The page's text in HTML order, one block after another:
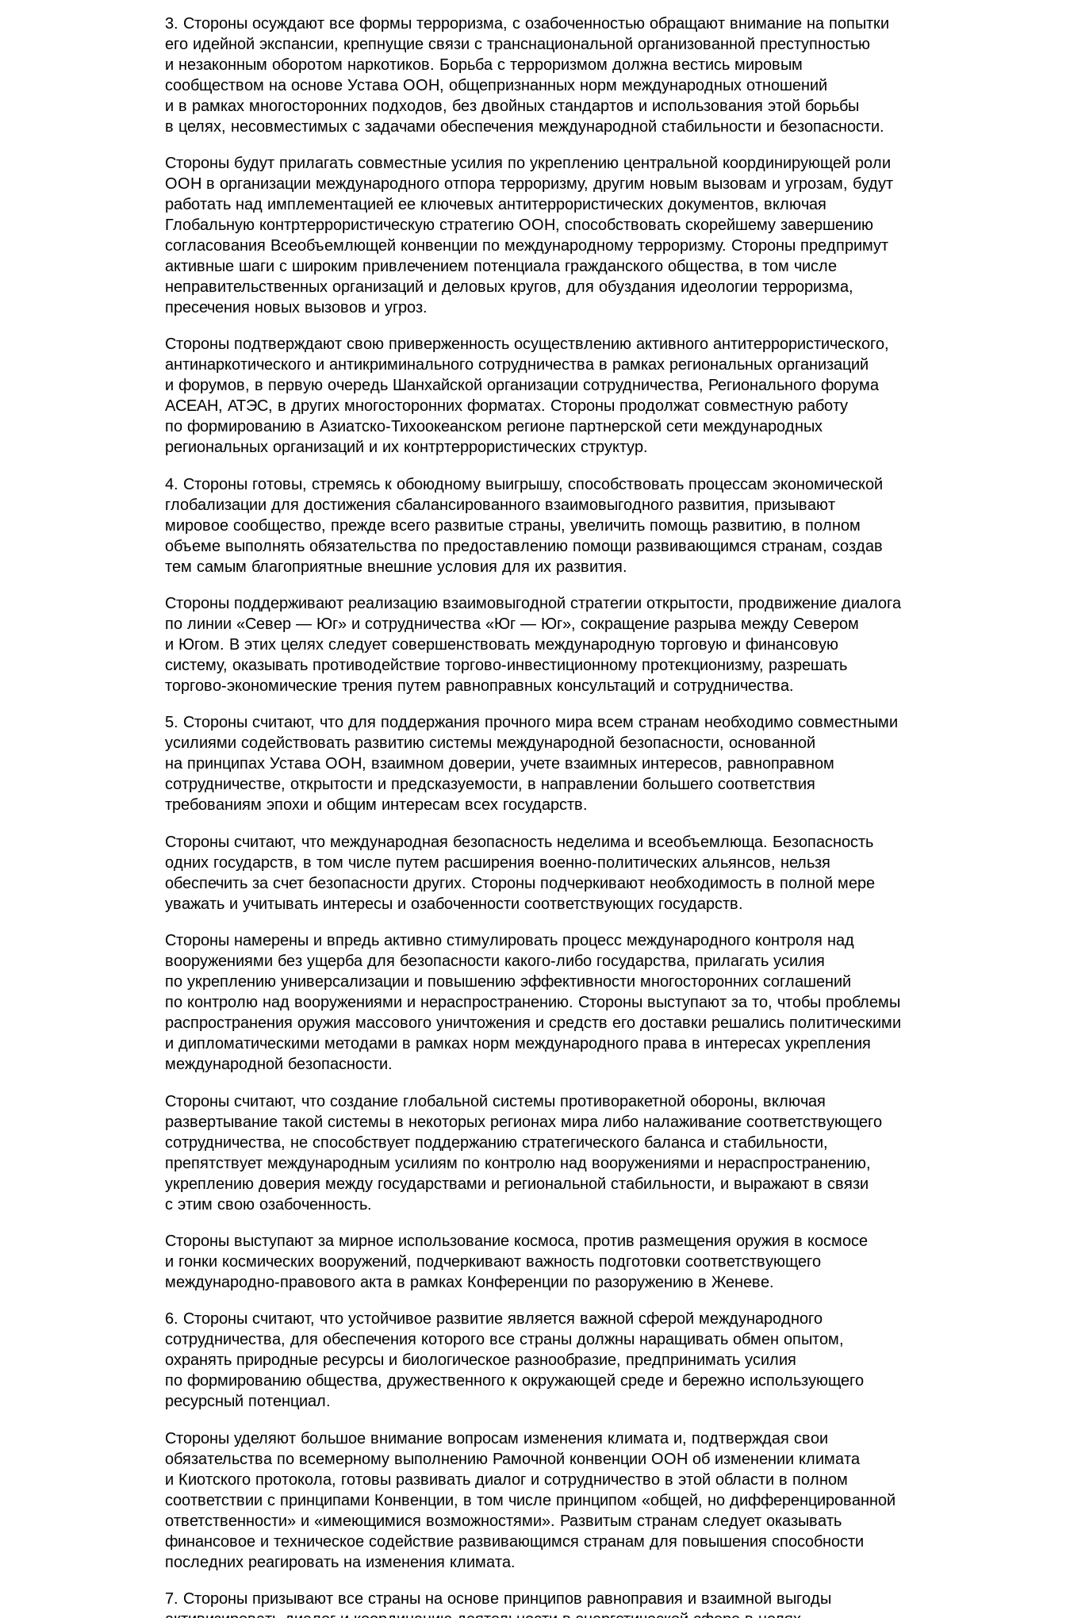
3. Стороны осуждают все формы терроризма, с озабоченностью обращают внимание на попытки
его идейной экспансии, крепнущие связи с транснациональной организованной преступностью
и незаконным оборотом наркотиков. Борьба с терроризмом должна вестись мировым
сообществом на основе Устава ООН, общепризнанных норм международных отношений
и в рамках многосторонних подходов, без двойных стандартов и использования этой борьбы
в целях, несовместимых с задачами обеспечения международной стабильности и безопасности.
Стороны будут прилагать совместные усилия по укреплению центральной координирующей роли
ООН в организации международного отпора терроризму, другим новым вызовам и угрозам, будут
работать над имплементацией ее ключевых антитеррористических документов, включая
Глобальную контртеррористическую стратегию ООН, способствовать скорейшему завершению
согласования Всеобъемлющей конвенции по международному терроризму. Стороны предпримут
активные шаги с широким привлечением потенциала гражданского общества, в том числе
неправительственных организаций и деловых кругов, для обуздания идеологии терроризма,
пресечения новых вызовов и угроз.
Стороны подтверждают свою приверженность осуществлению активного антитеррористического,
антинаркотического и антикриминального сотрудничества в рамках региональных организаций
и форумов, в первую очередь Шанхайской организации сотрудничества, Регионального форума
АСЕАН, АТЭС, в других многосторонних форматах. Стороны продолжат совместную работу
по формированию в Азиатско-Тихоокеанском регионе партнерской сети международных
региональных организаций и их контртеррористических структур.
4. Стороны готовы, стремясь к обоюдному выигрышу, способствовать процессам экономической
глобализации для достижения сбалансированного взаимовыгодного развития, призывают
мировое сообщество, прежде всего развитые страны, увеличить помощь развитию, в полном
объеме выполнять обязательства по предоставлению помощи развивающимся странам, создав
тем самым благоприятные внешние условия для их развития.
Стороны поддерживают реализацию взаимовыгодной стратегии открытости, продвижение диалога
по линии «Север — Юг» и сотрудничества «Юг — Юг», сокращение разрыва между Севером
и Югом. В этих целях следует совершенствовать международную торговую и финансовую
систему, оказывать противодействие торгово-инвестиционному протекционизму, разрешать
торгово-экономические трения путем равноправных консультаций и сотрудничества.
5. Стороны считают, что для поддержания прочного мира всем странам необходимо совместными
усилиями содействовать развитию системы международной безопасности, основанной
на принципах Устава ООН, взаимном доверии, учете взаимных интересов, равноправном
сотрудничестве, открытости и предсказуемости, в направлении большего соответствия
требованиям эпохи и общим интересам всех государств.
Стороны считают, что международная безопасность неделима и всеобъемлюща. Безопасность
одних государств, в том числе путем расширения военно-политических альянсов, нельзя
обеспечить за счет безопасности других. Стороны подчеркивают необходимость в полной мере
уважать и учитывать интересы и озабоченности соответствующих государств.
Стороны намерены и впредь активно стимулировать процесс международного контроля над
вооружениями без ущерба для безопасности какого‑либо государства, прилагать усилия
по укреплению универсализации и повышению эффективности многосторонних соглашений
по контролю над вооружениями и нераспространению. Стороны выступают за то, чтобы проблемы
распространения оружия массового уничтожения и средств его доставки решались политическими
и дипломатическими методами в рамках норм международного права в интересах укрепления
международной безопасности.
Стороны считают, что создание глобальной системы противоракетной обороны, включая
развертывание такой системы в некоторых регионах мира либо налаживание соответствующего
сотрудничества, не способствует поддержанию стратегического баланса и стабильности,
препятствует международным усилиям по контролю над вооружениями и нераспространению,
укреплению доверия между государствами и региональной стабильности, и выражают в связи
с этим свою озабоченность.
Стороны выступают за мирное использование космоса, против размещения оружия в космосе
и гонки космических вооружений, подчеркивают важность подготовки соответствующего
международно-правового акта в рамках Конференции по разоружению в Женеве.
6. Стороны считают, что устойчивое развитие является важной сферой международного
сотрудничества, для обеспечения которого все страны должны наращивать обмен опытом,
охранять природные ресурсы и биологическое разнообразие, предпринимать усилия
по формированию общества, дружественного к окружающей среде и бережно использующего
ресурсный потенциал.
Стороны уделяют большое внимание вопросам изменения климата и, подтверждая свои
обязательства по всемерному выполнению Рамочной конвенции ООН об изменении климата
и Киотского протокола, готовы развивать диалог и сотрудничество в этой области в полном
соответствии с принципами Конвенции, в том числе принципом «общей, но дифференцированной
ответственности» и «имеющимися возможностями». Развитым странам следует оказывать
финансовое и техническое содействие развивающимся странам для повышения способности
последних реагировать на изменения климата.
7. Стороны призывают все страны на основе принципов равноправия и взаимной выгоды